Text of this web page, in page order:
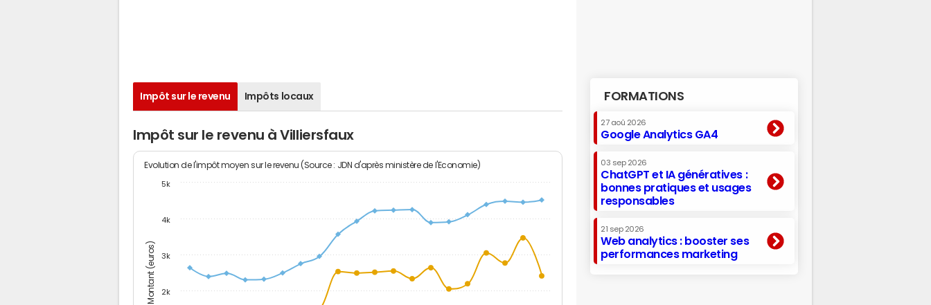
Impôt sur le revenu Impôts locaux
Impôt sur le revenu à Villiersfaux
Montant (euros)
Evolution de l'impôt moyen sur le revenu (Source : JDN d'après ministère de l'Economie)
2k
3k
4k
5k
FORMATIONS
27 aoû 2026
Google Analytics GA4
03 sep 2026
ChatGPT et IA génératives :
bonnes pratiques et usages
responsables
21 sep 2026
Web analytics : booster ses
performances marketing